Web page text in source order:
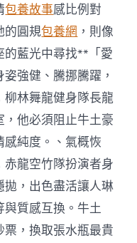
包養故事感比例對
的圓規包養網 ，則像
的藍光中尋找**「愛
強健、騰挪騰躍，
林舞龍健身隊長龍
他必須阻止牛土豪
純度。、氣概恢
龍空竹隊扮演者身
，出色盡活讓人琳
質感互換。牛土
，換取張水瓶最貴